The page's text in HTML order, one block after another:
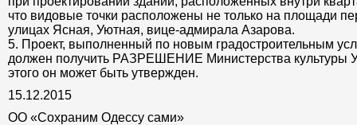
что видовые точки расположены не только на площади
улицах Ясная, Уютная, вице-адмирала Азарова.
5. Проект, выполненный по новым градостроительным
должен получить РАЗРЕШЕНИЕ Министерства культуры
этого он может быть утвержден.
15.12.2015
ОО «Сохраним Одессу сами»